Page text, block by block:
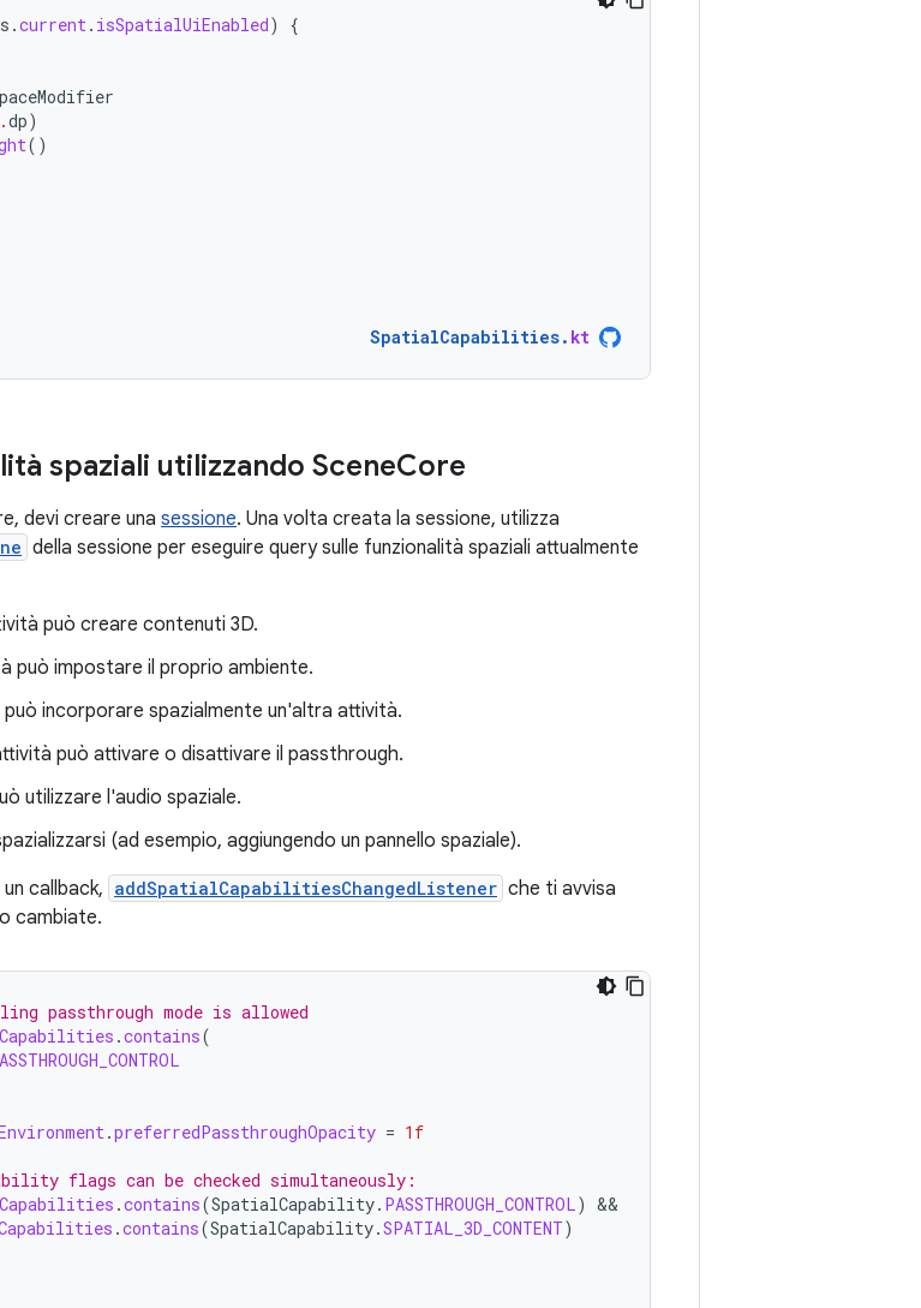
.current. isSpatialUiEnabled)
{
dp)
()
SpatialCapabilities. kt
spaziali utilizzando SceneCore
devi creare una sessione. Una volta creata la sessione, utilizza
della sessione per eseguire query sulle funzionalità spaziali attualmente
può creare contenuti 3D.
può impostare il proprio ambiente.
incorporare spazialmente un'altra attività.
può attivare o disattivare il passthrough.
utilizzare l'audio spaziale.
(ad esempio, aggiungendo un pannello spaziale).
callback, addSpatialCapabilitiesChangedListener che ti avvisa
cambiate.
passthrough mode is allowed
.contains(
.preferredPassthroughOpacity = 1f
flags can be checked simultaneously:
.contains(SpatialCapability. PASSTHROUGH_CONTROL)
.contains(SpatialCapability.SPATIAL_3D_CONTENT)